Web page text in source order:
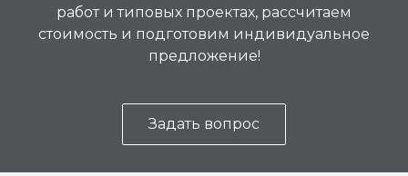
работ и типовых проектах, рассчитаем
стоимость и подготовим индивидуальное
предложение!
Задать вопрос